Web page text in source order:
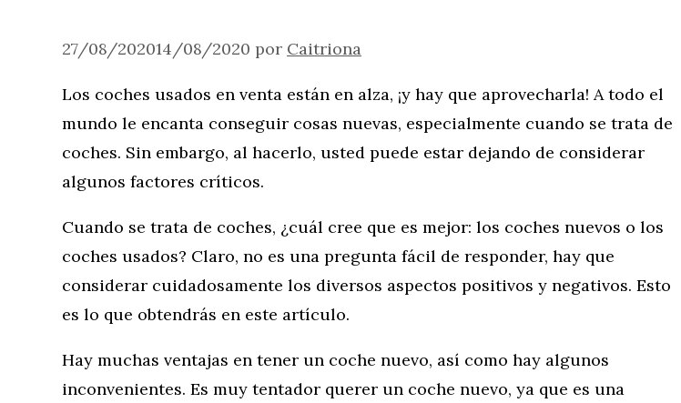
27/08/202014/08/2020 por Caitriona
Los coches usados en venta están en alza, ¡y hay que aprovecharla! A todo el
mundo le encanta conseguir cosas nuevas, especialmente cuando se trata de
coches. Sin embargo, al hacerlo, usted puede estar dejando de considerar
algunos factores críticos.
Cuando se trata de coches, ¿cuál cree que es mejor: los coches nuevos o los
coches usados? Claro, no es una pregunta fácil de responder, hay que
considerar cuidadosamente los diversos aspectos positivos y negativos. Esto
es lo que obtendrás en este artículo.
Hay muchas ventajas en tener un coche nuevo, así como hay algunos
inconvenientes. Es muy tentador querer un coche nuevo, ya que es una